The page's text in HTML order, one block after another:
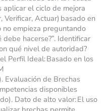
el ciclo de mejora
Verificar, Actuar) basado en
empieza preguntando
debe hacerse?”. Identificar
qué nivel de autoridad?
Perfil Ideal: Basado en los
Evaluación de Brechas
disponibles
Dato de alto valor: El uso